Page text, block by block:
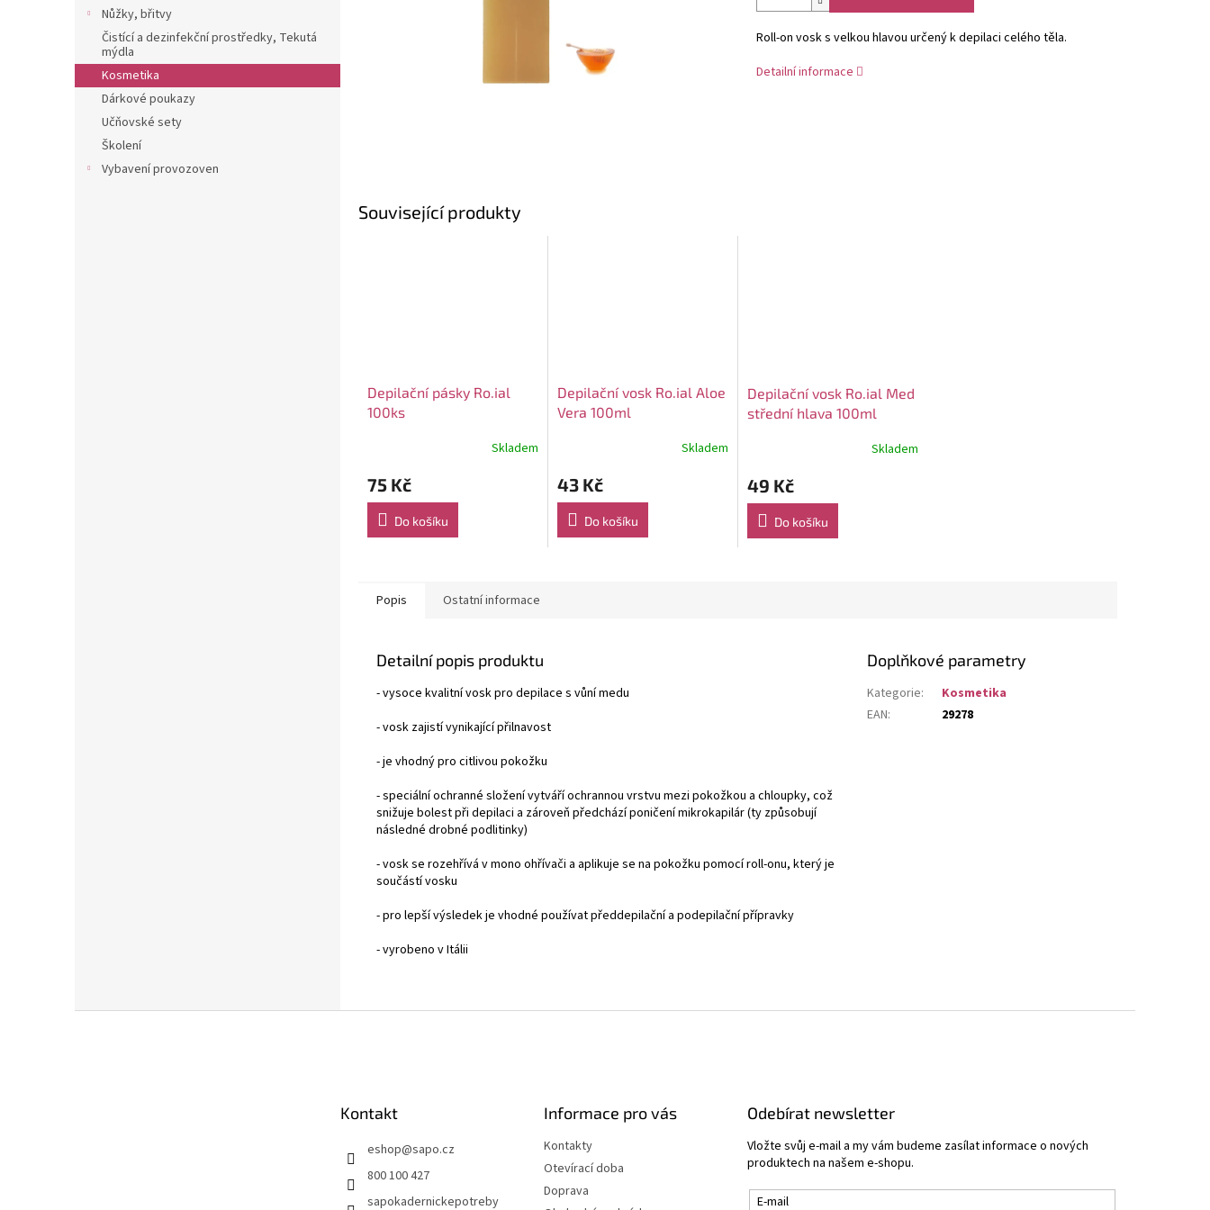
Nůžky, břitvy
Čistící a dezinfekční prostředky, Tekutá
mýdla
Kosmetika
Dárkové poukazy
Učňovské sety
Školení
Vybavení provozoven
Roll-on vosk s velkou hlavou určený k depilaci celého těla.
Detailní informace
Související produkty
Depilační pásky Ro.ial
100ks
Skladem
75 Kč
Do košíku
Depilační vosk Ro.ial Aloe
Vera 100ml
Skladem
43 Kč
Do košíku
Depilační vosk Ro.ial Med
střední hlava 100ml
Skladem
49 Kč
Do košíku
Popis Ostatní informace
Detailní popis produktu
- vysoce kvalitní vosk pro depilace s vůní medu
- vosk zajistí vynikající přilnavost
- je vhodný pro citlivou pokožku
- speciální ochranné složení vytváří ochrannou vrstvu mezi pokožkou a chloupky, což
snižuje bolest při depilaci a zároveň předchází poničení mikrokapilár (ty způsobují
následné drobné podlitinky)
- vosk se rozehřívá v mono ohřívači a aplikuje se na pokožku pomocí roll-onu, který je
součástí vosku
- pro lepší výsledek je vhodné používat předdepilační a podepilační přípravky
- vyrobeno v Itálii
Doplňkové parametry
Kategorie:
Kosmetika
EAN: 29278
Kontakt
eshop@sapo.cz
800 100 427
sapokadernickepotreby
Informace pro vás
Kontakty
Otevírací doba
Doprava
Odebírat newsletter
Vložte svůj e-mail a my vám budeme zasílat informace o nových
produktech na našem e-shopu.
E-mail